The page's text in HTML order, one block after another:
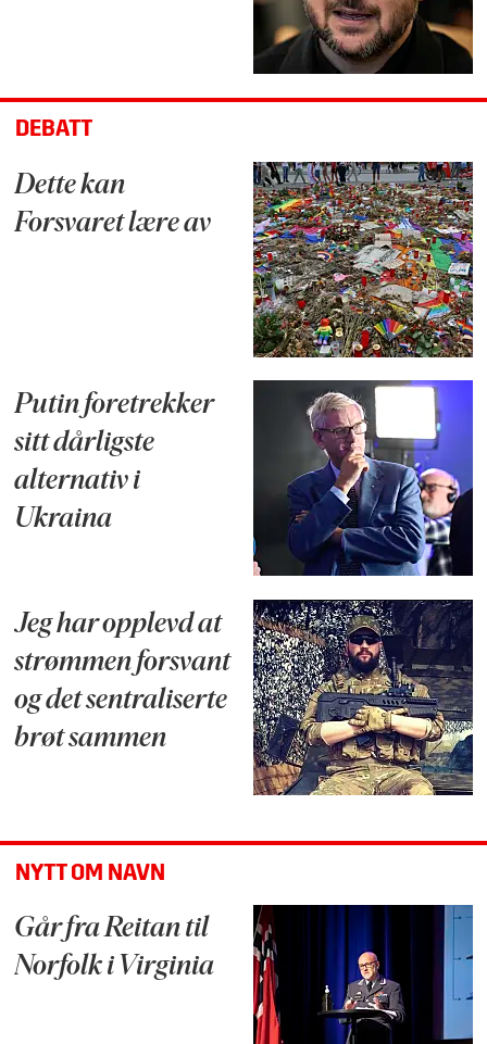
DEBATT
Dette kan
Forsvaret lære av
Putin foretrekker
sitt dårligste
alternativ i
Ukraina
Jeg har opplevd at
strømmen forsvant
og det sentraliserte
brøt sammen
NYTT OM NAVN
Går fra Reitan til
Norfolk i Virginia